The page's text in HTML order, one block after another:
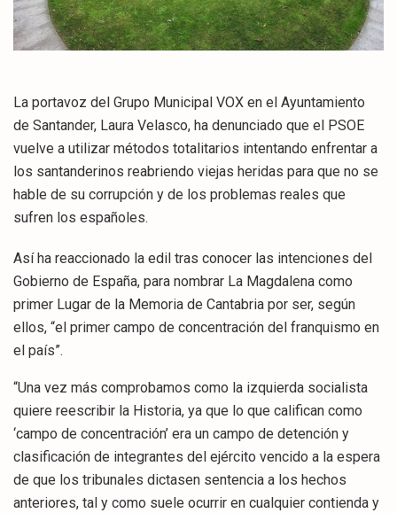
La portavoz del Grupo Municipal VOX en el Ayuntamiento
de Santander, Laura Velasco, ha denunciado que el PSOE
vuelve a utilizar métodos totalitarios intentando enfrentar a
los santanderinos reabriendo viejas heridas para que no se
hable de su corrupción y de los problemas reales que
sufren los españoles.
Así ha reaccionado la edil tras conocer las intenciones del
Gobierno de España, para nombrar La Magdalena como
primer Lugar de la Memoria de Cantabria por ser, según
ellos, “el primer campo de concentración del franquismo en
el país”.
“Una vez más comprobamos como la izquierda socialista
quiere reescribir la Historia, ya que lo que califican como
‘campo de concentración’ era un campo de detención y
clasificación de integrantes del ejército vencido a la espera
de que los tribunales dictasen sentencia a los hechos
anteriores, tal y como suele ocurrir en cualquier contienda y